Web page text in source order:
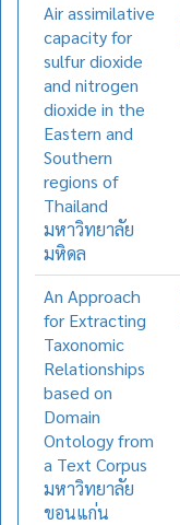
Air assimilative
capacity for
sulfur dioxide
and nitrogen
dioxide in the
Eastern and
Southern
regions of
Thailand
มหาวิทยาลัย
มหิดล
An Approach
for Extracting
Taxonomic
Relationships
based on
Domain
Ontology from
a Text Corpus
มหาวิทยาลัย
ขอนแก่น